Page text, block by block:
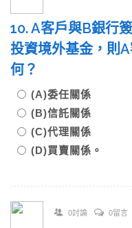
10. A客戶與B銀行
投資境外基金，則
何？
(A)委任關係
(B)信託關係
(C)代理關係
(D)買賣關係。
0討論 0留言